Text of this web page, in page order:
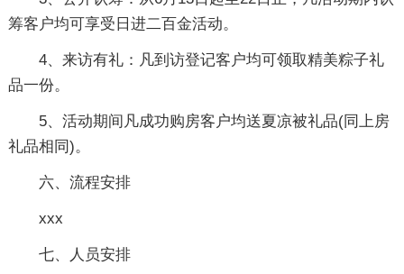
筹客户均可享受日进二百金活动。
4、来访有礼：凡到访登记客户均可领取精美粽子礼
品一份。
5、活动期间凡成功购房客户均送夏凉被礼品(同上房
礼品相同)。
六、流程安排
xxx
七、人员安排